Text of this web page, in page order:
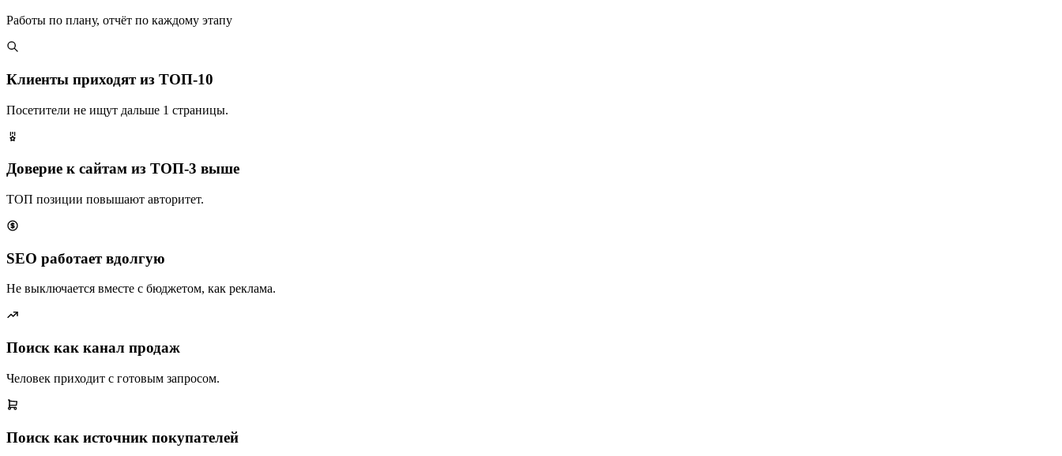
Работы по плану, отчёт по каждому этапу
Клиенты приходят из ТОП-10
Посетители не ищут дальше 1 страницы.
Доверие к сайтам из ТОП-3 выше
ТОП позиции повышают авторитет.
SEO работает вдолгую
Не выключается вместе с бюджетом, как реклама.
Поиск как канал продаж
Человек приходит с готовым запросом.
Поиск как источник покупателей